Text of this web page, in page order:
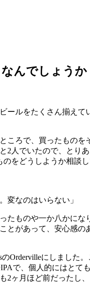
なんでしょうか
ールをたくさん揃えて
ころで、買ったものを
2人でいたので、とり
のをどうしようか相談
変なのはいらない」
たものや一か八かにな
とがあって、安心感の
Ordervilleにしました
で、個人的にはとて
2ヶ月ほど前だったし